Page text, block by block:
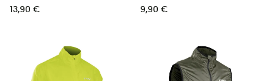
13,90 € 9,90 €